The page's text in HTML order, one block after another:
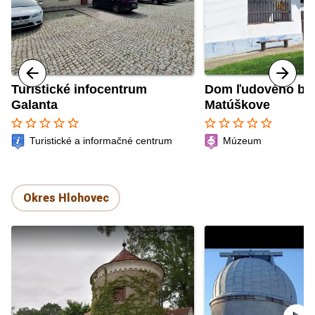
Turistické infocentrum
Galanta
star_border star_border star_border star_border star_border
Turistické a informačné centrum
Dom ľudového
Matúškove
star_border star_border star_border star_border star_border
Múzeum
Okres Hlohovec